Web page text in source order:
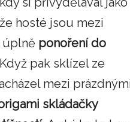
hosté jsou mezi
úplně ponoření do
Když pak sklízel ze
mezi
skládačky